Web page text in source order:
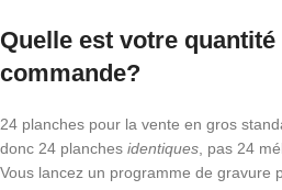
Quelle est votre
commande?
24 planches pour la vente en gros
donc 24 planches identiques , pas 24
Vous lancez un programme de gravure